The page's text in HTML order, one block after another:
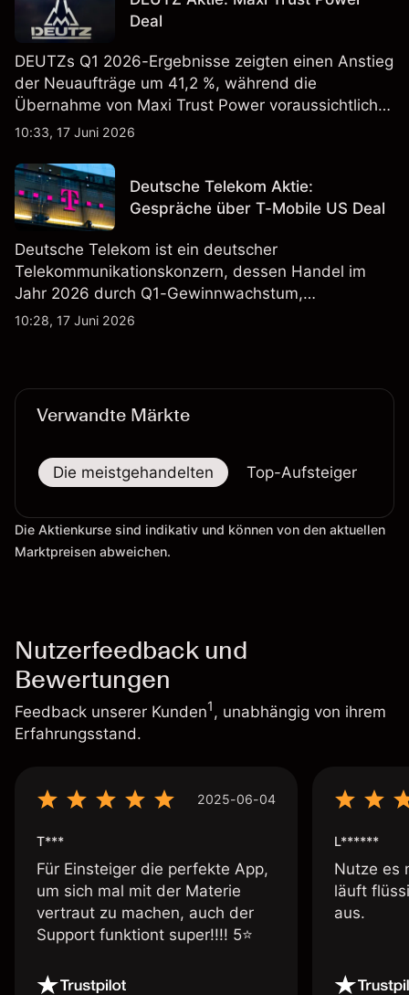
zukünftige Ergebnisse.
Deal
DEUTZs Q1 2026-Ergebnisse zeigten einen Anstieg
der Neuaufträge um 41,2 %, während die
Übernahme von Maxi Trust Power voraussichtlich
40 Mio. € zum Umsatz von DEUTZ Energy
Vergangenheit ist kein verlässlicher Indikator für
zukünftige Ergebnisse.
10:33, 17 Juni 2026
Deutsche Telekom Aktie:
Gespräche über T-Mobile US Deal
Deutsche Telekom ist ein deutscher
Telekommunikationskonzern, dessen Handel im
Jahr 2026 durch Q1-Gewinnwachstum,
Aktienrückkäufe und Berichte über einen möglichen
10:28, 17 Juni 2026
Verwandte Märkte
Die meistgehandelten Top-Aufsteiger
Die Aktienkurse sind indikativ und können von den aktuellen
Marktpreisen abweichen.
Nutzerfeedback und
Bewertungen
Feedback unserer Kunden1, unabhängig von ihrem
Erfahrungsstand.
2025-06-04
T***
Für Einsteiger die perfekte App,
um sich mal mit der Materie
vertraut zu machen, auch der
Support funktiont super!!!! 5⭐️
L******
Nutze es
läuft
aus.